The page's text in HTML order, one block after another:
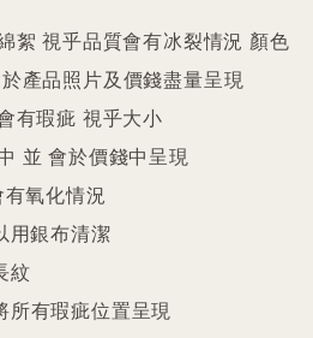
絮 視乎品質會有冰裂情況 顏色
產品照片及價錢盡量呈現
有瑕疵 視乎大小
並 會於價錢中呈現
氧化情況
用銀布清潔
紋
所有瑕疵位置呈現